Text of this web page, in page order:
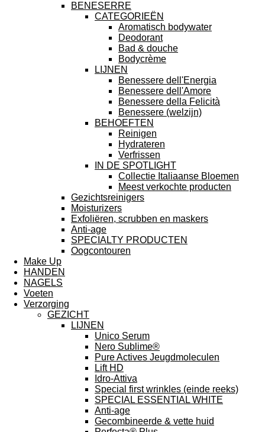
BENESERRE
CATEGORIEËN
Aromatisch bodywater
Deodorant
Bad & douche
Bodycrème
LIJNEN
Benessere dell'Energia
Benessere dell'Amore
Benessere della Felicità
Benessere (welzijn)
BEHOEFTEN
Reinigen
Hydrateren
Verfrissen
IN DE SPOTLIGHT
Collectie Italiaanse Bloemen
Meest verkochte producten
Gezichtsreinigers
Moisturizers
Exfoliëren, scrubben en maskers
Anti-age
SPECIALTY PRODUCTEN
Oogcontouren
Make Up
HANDEN
NAGELS
Voeten
Verzorging
GEZICHT
LIJNEN
Unico Serum
Nero Sublime®
Pure Actives Jeugdmoleculen
Lift HD
Idro-Attiva
Special first wrinkles (einde reeks)
SPECIAL ESSENTIAL WHITE
Anti-age
Gecombineerde & vette huid